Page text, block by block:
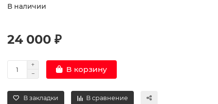
В наличии
24 000 ₽
В корзину
В закладки В сравнение